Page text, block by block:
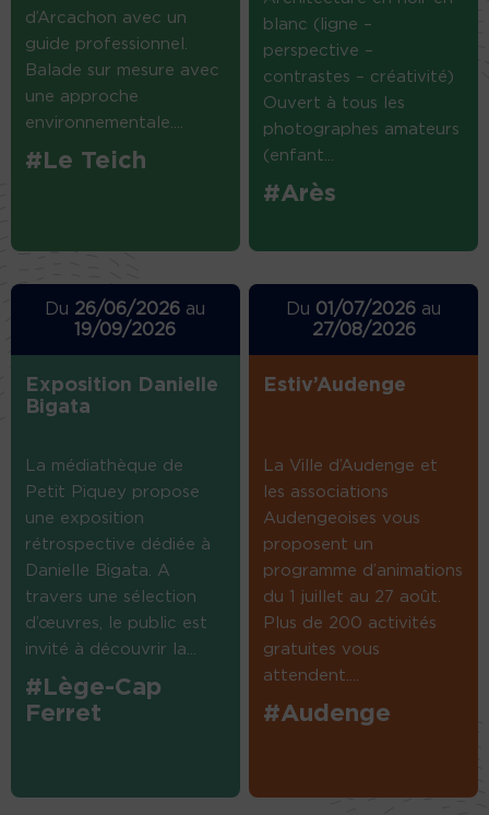
d’Arcachon avec un
guide professionnel.
Balade sur mesure avec
une approche
environnementale....
#Le Teich
blanc (ligne –
perspective –
contrastes – créativité)
Ouvert à tous les
photographes amateurs
(enfant...
#Arès
Du 26/06/2026 au
19/09/2026
Exposition Danielle
Bigata
La médiathèque de
Petit Piquey propose
une exposition
rétrospective dédiée à
Danielle Bigata. A
travers une sélection
d’œuvres, le public est
invité à découvrir la...
#Lège-Cap
Ferret
Du 01/07/2026 au
27/08/2026
Estiv’Audenge
La Ville d’Audenge et
les associations
Audengeoises vous
proposent un
programme d’animations
du 1 juillet au 27 août.
Plus de 200 activités
gratuites vous
attendent....
#Audenge